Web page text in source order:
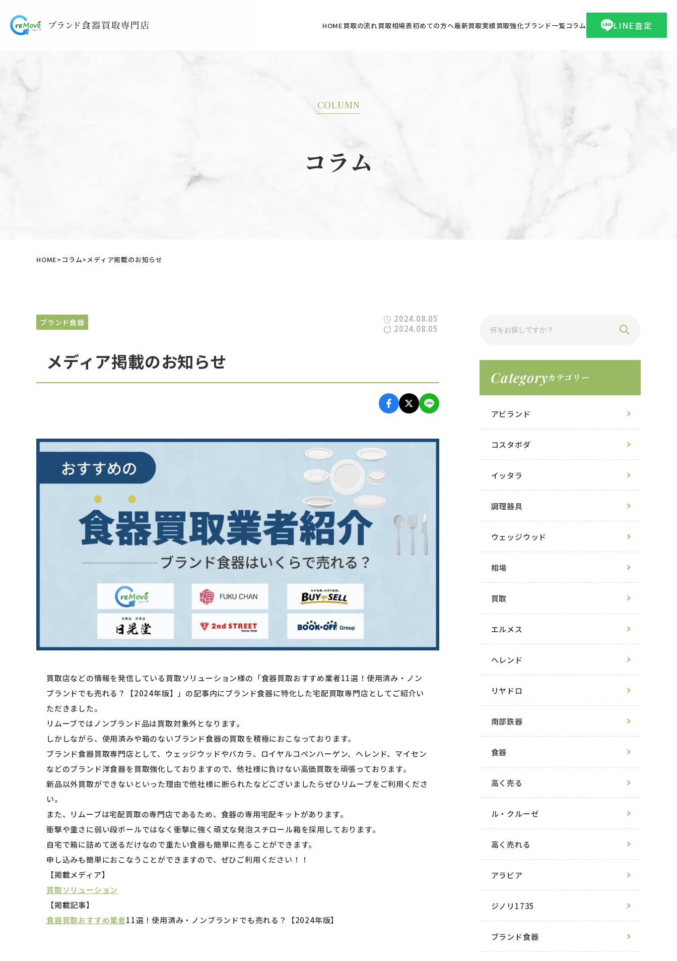
HOME買取の流れ買取相場表初めての方へ最新買取実績買取強化ブランド一覧コラム LINE査定
COLUMN
コラム
HOME コラム メディア掲載のお知らせ
ブランド食器
2024.08.05
2024.08.05
メディア掲載のお知らせ
買取店などの情報を発信している買取ソリューション様の「食器買取おすすめ業者11選！使用済み・ノン
ブランドでも売れる？【2024年版】」の記事内にブランド食器に特化した宅配買取専門店としてご紹介い
ただきました。
リムーブではノンブランド品は買取対象外となります。
しかしながら、使用済みや箱のないブランド食器の買取を積極におこなっております。
ブランド食器買取専門店として、ウェッジウッドやバカラ、ロイヤルコペンハーゲン、ヘレンド、マイセン
などのブランド洋食器を買取強化しておりますので、他社様に負けない高価買取を頑張っております。
新品以外買取ができないといった理由で他社様に断られたなどございましたらぜひリムーブをご利用くださ
い。
また、リムーブは宅配買取の専門店であるため、食器の専用宅配キットがあります。
衝撃や重さに弱い段ボールではなく衝撃に強く頑丈な発泡スチロール箱を採用しております。
自宅で箱に詰めて送るだけなので重たい食器も簡単に売ることができます。
申し込みも簡単におこなうことができますので、ぜひご利用ください！！
【掲載メディア】
買取ソリューション
【掲載記事】
食器買取おすすめ業者11選！使用済み・ノンブランドでも売れる？【2024年版】
Categoryカテゴリー
アビランド
コスタボダ
イッタラ
調理器具
ウェッジウッド
相場
買取
エルメス
ヘレンド
リヤドロ
南部鉄器
食器
高く売る
ル・クルーゼ
高く売れる
アラビア
ジノリ1735
ブランド食器